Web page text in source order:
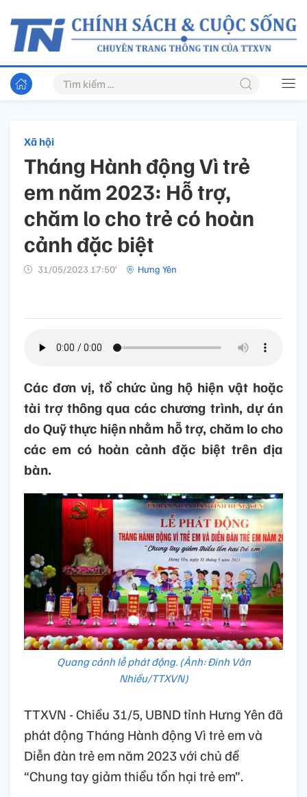
Xã hội
Tháng Hành động Vì trẻ
em năm 2023: Hỗ trợ,
chăm lo cho trẻ có hoàn
cảnh đặc biệt
31/05/2023 17:50’ Hưng Yên
Các đơn vị, tổ chức ủng hộ hiện vật hoặc
tài trợ thông qua các chương trình, dự án
do Quỹ thực hiện nhằm hỗ trợ, chăm lo cho
các em có hoàn cảnh đặc biệt trên địa
bàn.
Quang cảnh lễ phát động. (Ảnh: Đinh Văn
Nhiều/TTXVN)
TTXVN - Chiều 31/5, UBND tỉnh Hưng Yên đã
phát động Tháng Hành động Vì trẻ em và
Diễn đàn trẻ em năm 2023 với chủ đề
“Chung tay giảm thiểu tổn hại trẻ em”.